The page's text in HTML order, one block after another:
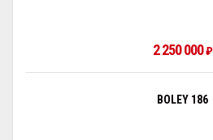
2 250 000₽
BOLEY 186